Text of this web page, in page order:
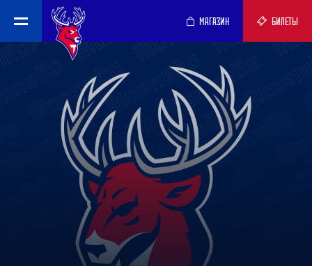
МАГАЗИН БИЛЕТЫ